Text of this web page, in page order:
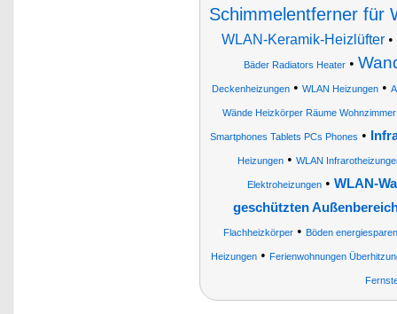
Schimmelentferner für
WLAN-Keramik-Heizlüfter•
Bäder Radiators Heater •
Deckenheizungen • WLAN Heizungen •
Wände Heizkörper Räume
Smartphones Tablets PCs Phones •
Heizungen • WLAN
Elektroheizungen• WLAN-
geschützten
Flachheizkörper• Böden
Heizungen • Ferienwohnungen